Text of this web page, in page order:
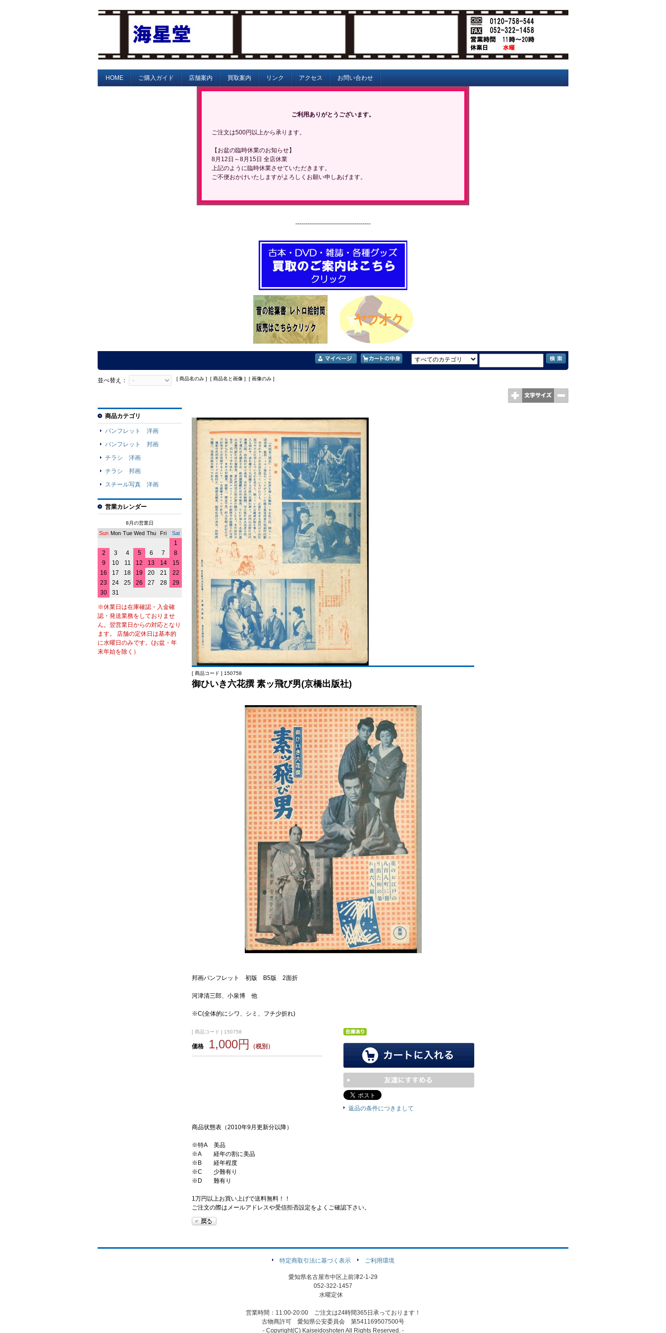
HOME ご購入ガイド 店舗案内 買取案内 リンク アクセス お問い合わせ
ご利用ありがとうございます。
ご注文は500円以上から承ります。
【お盆の臨時休業のお知らせ】
8月12日～8月15日 全店休業
上記のように臨時休業させていただきます。
ご不便おかけいたしますがよろしくお願い申しあげます。
--------------------------------------
並べ替え： [ 商品名のみ ] [ 商品名と画像 ] [ 画像のみ ]
[ 商品コード ] 150758
御ひいき六花撰 素ッ飛び男(京橋出版社)
邦画パンフレット 初版 B5版 2面折
河津清三郎、小泉博 他
※C(全体的にシワ、シミ、フチ少折れ)
[ 商品コード ] 150758
価格 1,000円 （税別）
返品の条件につきまして
商品状態表（2010年9月更新分以降）
※特A 美品
※A
経年の割に美品
※B
経年程度
※C
少難有り
※D
難有り
1万円以上お買い上げで送料無料！！
ご注文の際はメールアドレスや受信拒否設定をよくご確認下さい。
商品カテゴリ
パンフレット 洋画
パンフレット 邦画
チラシ 洋画
チラシ 邦画
スチール写真 洋画
営業カレンダー
8月の営業日
Sun Mon Tue Wed Thu Fri Sat
1
2
3 4 5 6 7
8
9
10 11 12 13 14
15
16
17 18 19 20 21
22
23
24 25 26 27 28
29
30
31
※休業日は在庫確認・入金確
認・発送業務をしておりませ
ん。翌営業日からの対応となり
ます。 店舗の定休日は基本的
に水曜日のみです。(お盆・年
末年始を除く）
特定商取引法に基づく表示 ご利用環境
愛知県名古屋市中区上前津2-1-29
052-322-1457
水曜定休
営業時間：11:00-20:00 ご注文は24時間365日承っております！
古物商許可 愛知県公安委員会 第541169507500号
- Copyright(C) Kaiseidoshoten All Rights Reserved. -